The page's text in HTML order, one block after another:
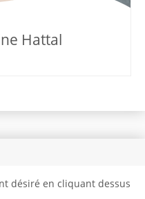
Hattal
désiré en cliquant dessus